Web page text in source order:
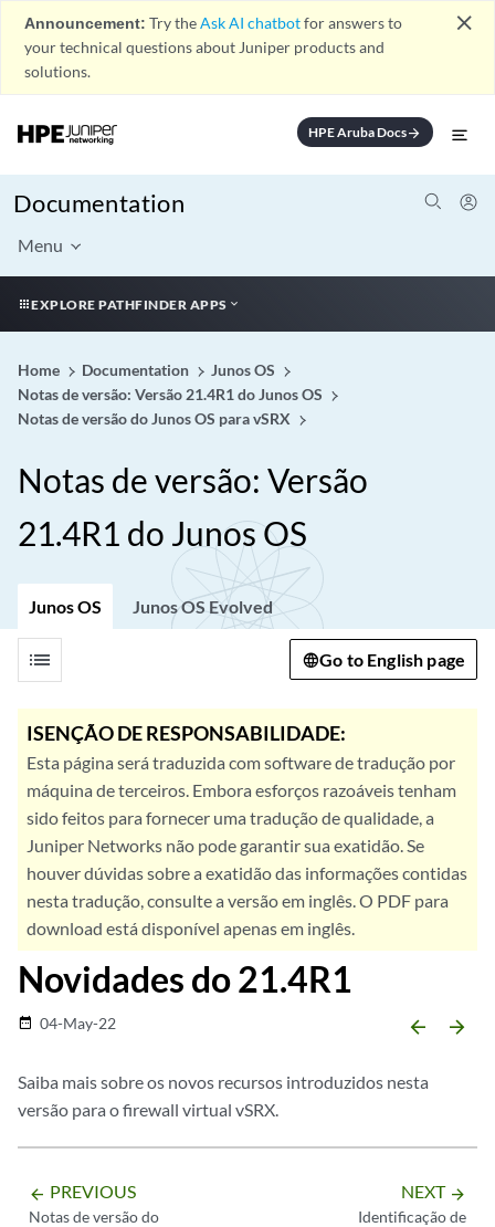
Announcement: Try theAsk AI chatbotfor answers to
your technical questions about Juniper products and
solutions.
close
HPE Aruba Docsarrow_forward
Documentation
Menu
EXPLORE PATHFINDER APPS
Home Documentation
Junos OS
Notas de versão: Versão 21.4R1 do Junos OS
Notas de versão do Junos OS para vSRX
Notas de versão: Versão
21.4R1 do Junos OS
Junos OS Junos OS Evolved
list Go to English page
ISENÇÃO DE RESPONSABILIDADE:
Esta página será traduzida com software de tradução por
máquina de terceiros. Embora esforços razoáveis tenham
sido feitos para fornecer uma tradução de qualidade, a
Juniper Networks não pode garantir sua exatidão. Se
houver dúvidas sobre a exatidão das informações contidas
nesta tradução, consulte a versão em inglês. O PDF para
download está disponível apenas em inglês.
Novidades do 21.4R1
date_range 04-May-22 arrow_backward arrow_forward
Saiba mais sobre os novos recursos introduzidos nesta
versão para o firewall virtual vSRX.
arrow_backward PREVIOUS
Notas de versão do
NEXT arrow_forward
Identificação de